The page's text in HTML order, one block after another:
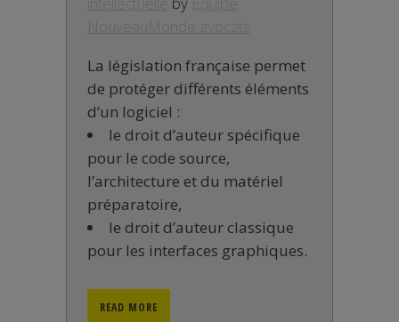
La législation française permet
de protéger différents éléments
d’un logiciel :
le droit d’auteur spécifique
pour le code source,
l’architecture et du matériel
préparatoire,
le droit d’auteur classique
pour les interfaces graphiques.
READ MORE